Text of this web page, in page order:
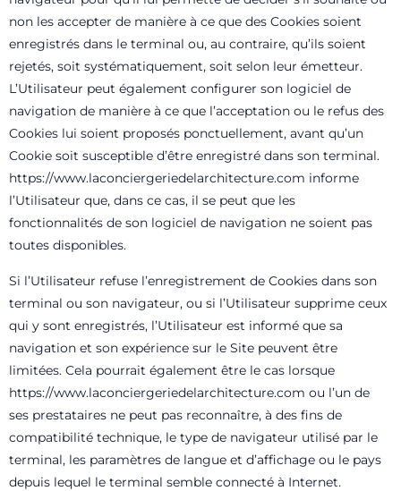
non les accepter de manière à ce que des Cookies soient
enregistrés dans le terminal ou, au contraire, qu’ils soient
rejetés, soit systématiquement, soit selon leur émetteur.
L’Utilisateur peut également configurer son logiciel de
navigation de manière à ce que l’acceptation ou le refus des
Cookies lui soient proposés ponctuellement, avant qu’un
Cookie soit susceptible d’être enregistré dans son terminal.
https://www.laconciergeriedelarchitecture.com informe
l’Utilisateur que, dans ce cas, il se peut que les
fonctionnalités de son logiciel de navigation ne soient pas
toutes disponibles.
Si l’Utilisateur refuse l’enregistrement de Cookies dans son
terminal ou son navigateur, ou si l’Utilisateur supprime ceux
qui y sont enregistrés, l’Utilisateur est informé que sa
navigation et son expérience sur le Site peuvent être
limitées. Cela pourrait également être le cas lorsque
https://www.laconciergeriedelarchitecture.com ou l’un de
ses prestataires ne peut pas reconnaître, à des fins de
compatibilité technique, le type de navigateur utilisé par le
terminal, les paramètres de langue et d’affichage ou le pays
depuis lequel le terminal semble connecté à Internet.